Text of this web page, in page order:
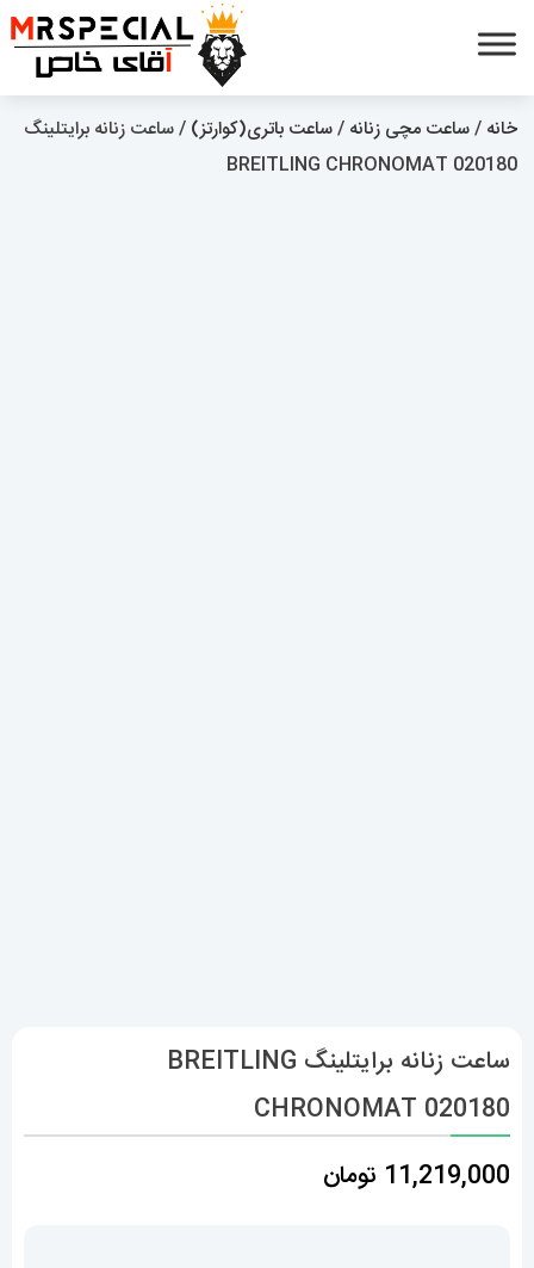
خانه /ساعت مچی زنانه /ساعت باتری(کوارتز) / ساعت زنانه برایتلینگ
BREITLING CHRONOMAT 020180
ساعت زنانه برایتلینگ BREITLING
CHRONOMAT 020180
11,219,000 تومان